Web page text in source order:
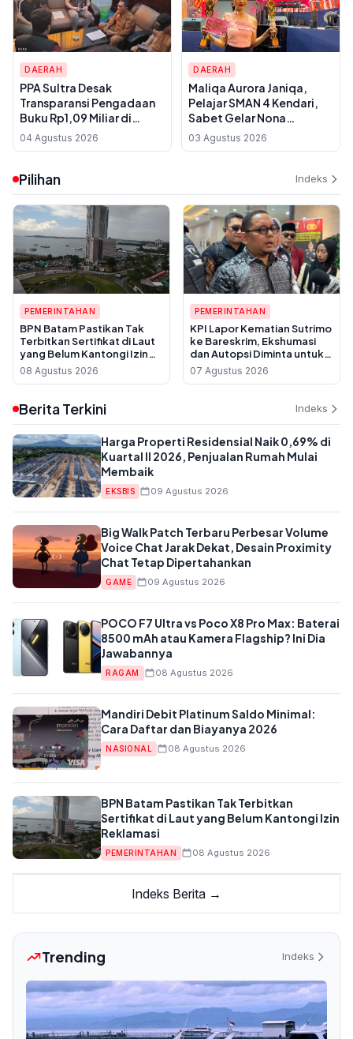
DAERAH
PPA Sultra Desak
Transparansi Pengadaan
Buku Rp1,09 Miliar di
Konawe, Plt Kadis Dikbud
Buka Suara soal Dua
04 Agustus 2026
DAERAH
Maliqa Aurora Janiqa,
Pelajar SMAN 4 Kendari,
Sabet Gelar Nona
Indonesia Sultra 2026 dan
Siap Berlaga di
03 Agustus 2026
Pilihan Indeks
PEMERINTAHAN
BPN Batam Pastikan Tak
Terbitkan Sertifikat di Laut
yang Belum Kantongi Izin
Reklamasi
08 Agustus 2026
PEMERINTAHAN
KPI Lapor Kematian Sutrimo
ke Bareskrim, Ekshumasi
dan Autopsi Diminta untuk
Usut Dugaan Pembunuhan
07 Agustus 2026
Berita Terkini Indeks
Harga Properti Residensial Naik 0,69% di
Kuartal II 2026, Penjualan Rumah Mulai
Membaik
EKSBIS 09 Agustus 2026
Big Walk Patch Terbaru Perbesar Volume
Voice Chat Jarak Dekat, Desain Proximity
Chat Tetap Dipertahankan
GAME 09 Agustus 2026
POCO F7 Ultra vs Poco X8 Pro Max: Baterai
8500 mAh atau Kamera Flagship? Ini Dia
Jawabannya
RAGAM 08 Agustus 2026
Mandiri Debit Platinum Saldo Minimal:
Cara Daftar dan Biayanya 2026
NASIONAL 08 Agustus 2026
BPN Batam Pastikan Tak Terbitkan
Sertifikat di Laut yang Belum Kantongi Izin
Reklamasi
PEMERINTAHAN 08 Agustus 2026
Indeks Berita →
Trending Indeks